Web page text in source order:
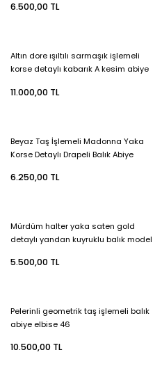
6.500,00 TL
Altın dore ışıltılı sarmaşık işlemeli
korse detaylı kabarık A kesim abiye
11.000,00 TL
Beyaz Taş İşlemeli Madonna Yaka
Korse Detaylı Drapeli Balık Abiye
6.250,00 TL
Mürdüm halter yaka saten gold
detaylı yandan kuyruklu balık model
5.500,00 TL
Pelerinli geometrik taş işlemeli balık
abiye elbise 46
10.500,00 TL